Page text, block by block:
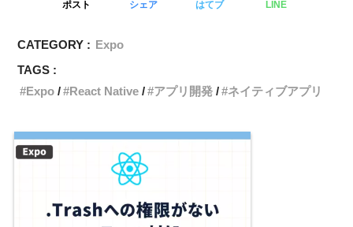
ポスト シェア はてブ LINE
CATEGORY : Expo
TAGS :
Expo
React Native アプリ開発 ネイティブアプリ